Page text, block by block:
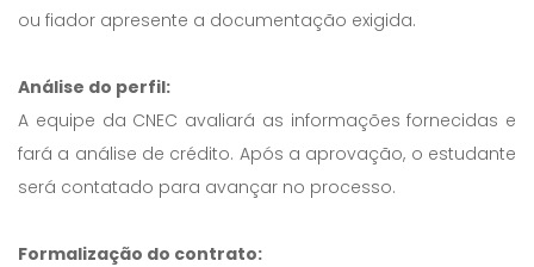
ou fiador apresente a documentação exigida.
Análise do perfil:
A equipe da CNEC avaliará as informações fornecidas e
fará a análise de crédito. Após a aprovação, o estudante
será contatado para avançar no processo.
Formalização do contrato: